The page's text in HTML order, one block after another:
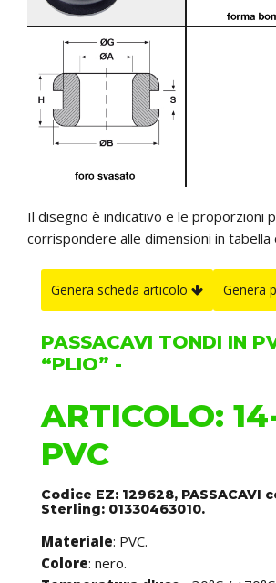
Il disegno è indicativo e le proporzioni
corrispondere alle dimensioni in tabella
Genera scheda articolo Genera
PASSACAVI TONDI IN
“PLIO” -
ARTICOLO:
PVC
Codice EZ: 129628, PASSACAVI
Sterling: 01330463010.
Materiale: PVC.
Colore: nero.